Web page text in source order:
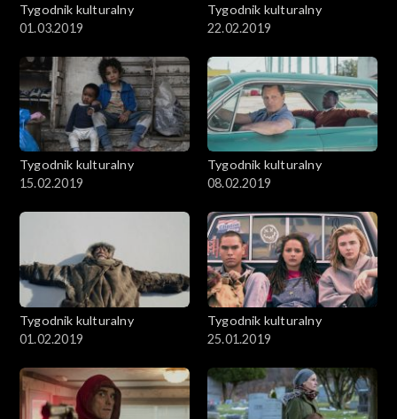
Tygodnik kulturalny
01.03.2019
Tygodnik kulturalny
22.02.2019
Tygodnik kulturalny
15.02.2019
Tygodnik kulturalny
08.02.2019
Tygodnik kulturalny
01.02.2019
Tygodnik kulturalny
25.01.2019